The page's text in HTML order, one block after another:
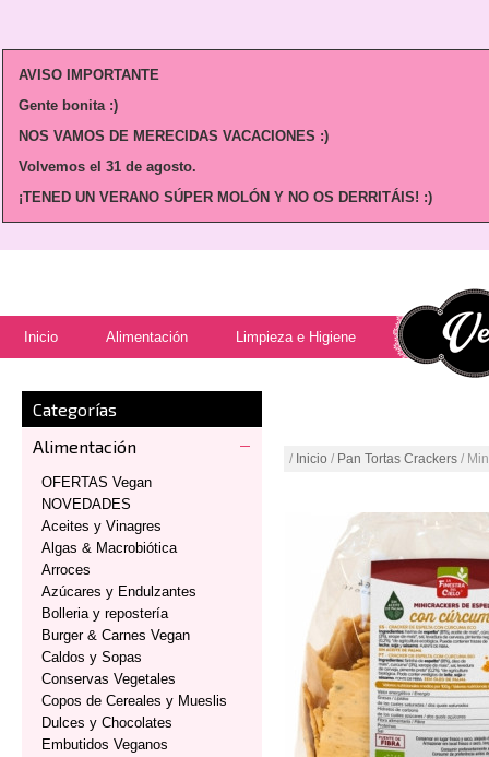
AVISO IMPORTANTE
Gente bonita :)
NOS VAMOS DE MERECIDAS VACACIONES :)
Volvemos el 31 de agosto.
¡TENED UN VERANO SÚPER MOLÓN Y NO OS DERRITÁIS! :)
Inicio Alimentación Limpieza e Higiene
Categorías
Alimentación
OFERTAS Vegan
NOVEDADES
Aceites y Vinagres
Algas & Macrobiótica
Arroces
Azúcares y Endulzantes
Bolleria y repostería
Burger & Carnes Vegan
Caldos y Sopas
Conservas Vegetales
Copos de Cereales y Mueslis
Dulces y Chocolates
Embutidos Veganos
/ Inicio / Pan Tortas Crackers /